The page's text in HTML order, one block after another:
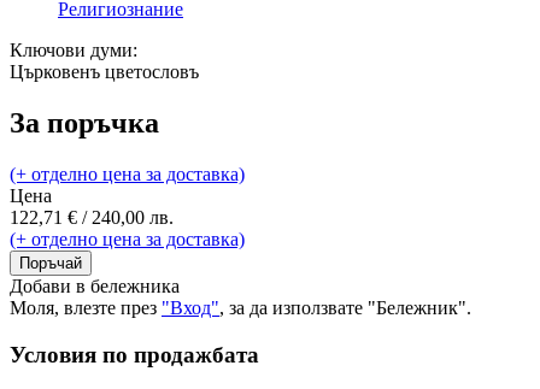
Религиознание
Ключови думи:
Църковенъ цветословъ
За поръчка
(+ отделно цена за доставка)
Цена
122,71 € / 240,00 лв.
(+ отделно цена за доставка)
Поръчай
Добави в бележника
Моля, влезте през "Вход", за да използвате "Бележник".
Условия по продажбата